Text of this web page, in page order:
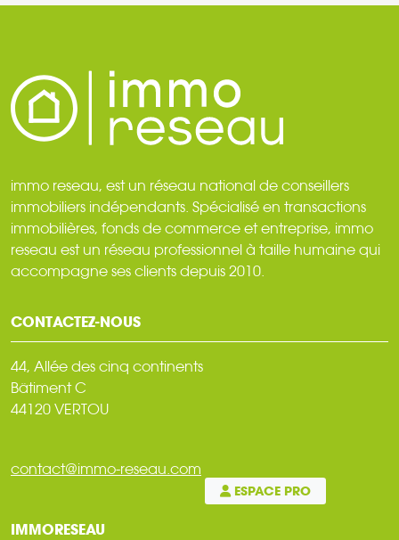
immo reseau, est un réseau national de conseillers
immobiliers indépendants. Spécialisé en transactions
immobilières, fonds de commerce et entreprise, immo
reseau est un réseau professionnel à taille humaine qui
accompagne ses clients depuis 2010.
CONTACTEZ-NOUS
44, Allée des cinq continents
Bâtiment C
44120 VERTOU
contact@immo-reseau.com
ESPACE PRO
IMMORESEAU